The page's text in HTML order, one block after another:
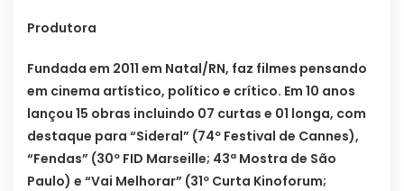
Produtora
Fundada em 2011 em Natal/RN, faz filmes pensando
em cinema artístico, político e crítico. Em 10 anos
lançou 15 obras incluindo 07 curtas e 01 longa, com
destaque para “Sideral” (74º Festival de Cannes),
“Fendas” (30º FID Marseille; 43ª Mostra de São
Paulo) e “Vai Melhorar” (31º Curta Kinoforum;